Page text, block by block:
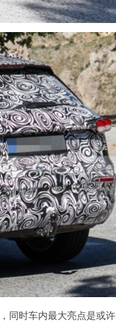
同时车内最大亮点是或许